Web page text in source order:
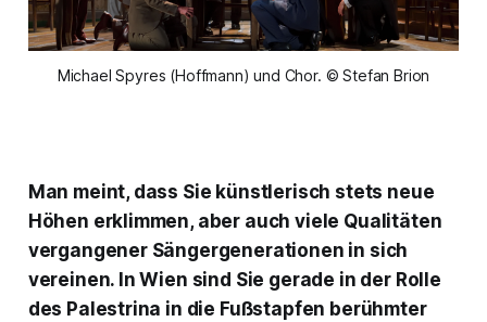
Michael Spyres (Hoffmann) und Chor. © Stefan Brion
Man meint, dass Sie künstlerisch stets neue
Höhen erklimmen, aber auch viele Qualitäten
vergangener Sängergenerationen in sich
vereinen. In Wien sind Sie gerade in der Rolle
des Palestrina in die Fußstapfen berühmter